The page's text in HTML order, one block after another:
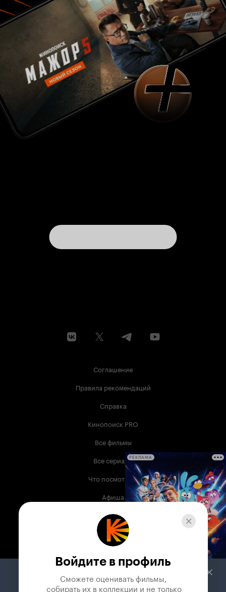
Соглашение
Правила рекомендаций
Справка
Кинопоиск PRO
Все фильмы
Все сериалы
Что посмотреть
Афиша
Музыка
Телепрограмма
Служба поддержки
РЕКЛАМА
Войдите в профиль
Сможете оценивать фильмы,
собирать их в коллекции и не только